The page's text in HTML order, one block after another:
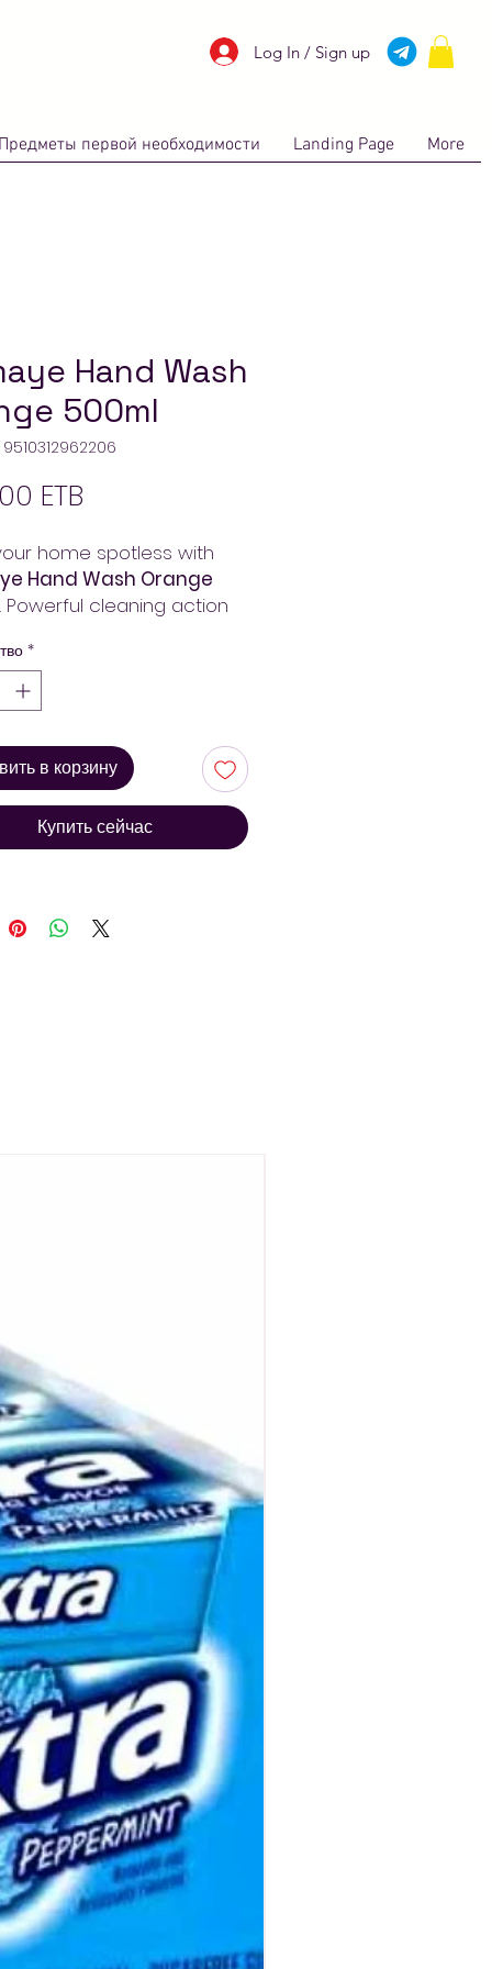
Log In / Sign up
Предметы первой необходимости Landing Page More
Hand Wash
500ml
9510312962206
ETB
home spotless with
Hand Wash Orange
. Powerful cleaning action
Mart – fast delivery in
Always pay less!
*
в корзину
Купить сейчас